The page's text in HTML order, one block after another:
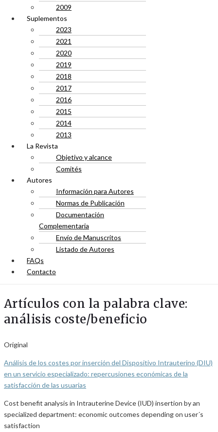
2009
Suplementos
2023
2021
2020
2019
2018
2017
2016
2015
2014
2013
La Revista
Objetivo y alcance
Comités
Autores
Información para Autores
Normas de Publicación
Documentación
Complementaria
Envío de Manuscritos
Listado de Autores
FAQs
Contacto
Artículos con la palabra clave:
análisis coste/beneficio
Original
Análisis de los costes por inserción del Dispositivo Intrauterino (DIU)
en un servicio especializado: repercusiones económicas de la
satisfacción de las usuarias
Cost benefit analysis in Intrauterine Device (IUD) insertion by an
specialized department: economic outcomes depending on user´s
satisfaction